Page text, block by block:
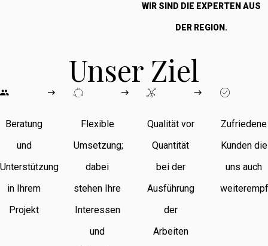
WIR SIND DIE EXPERTEN AUS
DER REGION.
Unser Ziel
Beratung
und
Unterstützung
in Ihrem
Projekt
Flexible
Umsetzung;
dabei
stehen Ihre
Interessen
und
Qualität vor
Quantität
bei der
Ausführung
der
Arbeiten
Zufriedene
Kunden die
uns auch